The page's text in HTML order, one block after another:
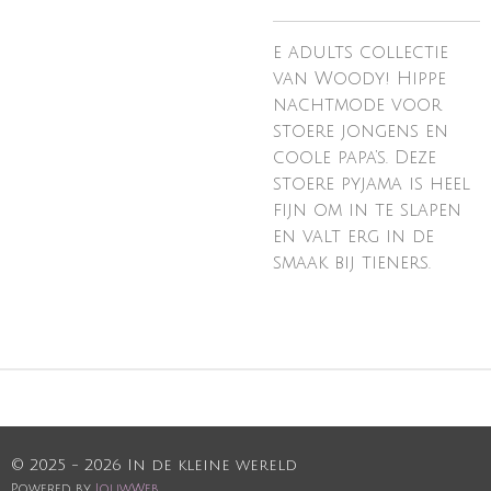
e adults collectie
van Woody! Hippe
nachtmode voor
stoere jongens en
coole papa’s. Deze
stoere pyjama is heel
fijn om in te slapen
en valt erg in de
smaak bij tieners.
© 2025 - 2026 In de kleine wereld